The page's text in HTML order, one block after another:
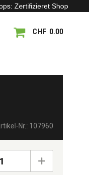
Zertifizieret Shop
CHF 0.00
Nr.: 107960
1